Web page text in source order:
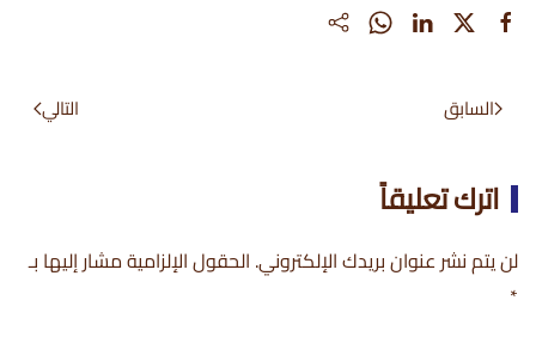
السابق التالي
اترك تعليقاً
لن يتم نشر عنوان بريدك الإلكتروني. الحقول الإلزامية مشار إليها بـ
*